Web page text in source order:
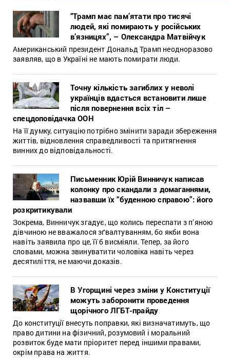
“Трамп має пам’ятати про тисячі
людей, які помирають у російських
в’язницях”, – Олександра Матвійчук
Американський президент Дональд Трамп неодноразово
заявляв, що в Україні не мають помирати люди.
Точну кількість загиблих у неволі
українців вдасться встановити лише
після повернення всіх тіл –
спецдоповідачка ООН
На її думку, ситуацію потрібно змінити заради збереження
життів, відновлення справедливості та притягнення
винних до відповідальності.
Письменник Юрій Винничук написав
колонку про скандали з домаганнями,
назвавши їх “буденною справою”: його
розкритикували
Зокрема, Винничук згадує, що колись переспати з п’яною
дівчиною не вважалося зґвалтуванням, бо якби вона
навіть заявила про це, її б висміяли. Тепер, за його
словами, можна звинуватити чоловіка навіть через
десятиліття, не маючи доказів.
В Угорщині через зміни у Конституції
можуть заборонити проведення
щорічного ЛГБТ-прайду
До конституції внесуть поправки, які визначатимуть, що
право дитини на фізичний, розумовий і моральний
розвиток буде мати пріоритет перед іншими правами,
окрім права на життя.